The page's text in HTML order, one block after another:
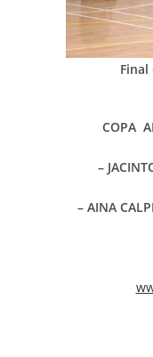
Final
COPA
–
– AINA